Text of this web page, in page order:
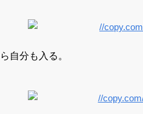
自分も入る。